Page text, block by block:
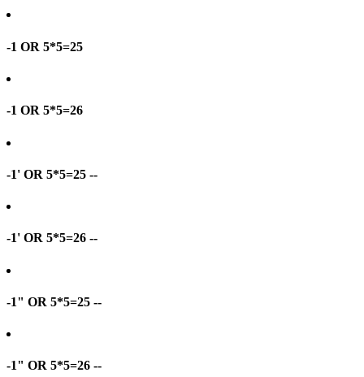
-1 OR 5*5=25
-1 OR 5*5=26
-1' OR 5*5=25 --
-1' OR 5*5=26 --
-1" OR 5*5=25 --
-1" OR 5*5=26 --